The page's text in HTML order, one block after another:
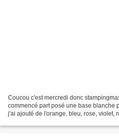
Coucou c'est mercredi donc
commencé part posé une base blanche
j'ai ajouté de l'orange, bleu, rose, violet,